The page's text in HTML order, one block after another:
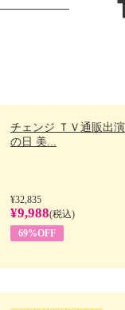
チェンジ ＴＶ通販出
の日 美...
¥32,835
¥9,988(税込)
69%OFF